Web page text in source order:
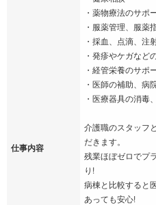
仕事内容
・薬物療法のサポ
・服薬管理、服薬
・採血、点滴、注
・発疹やケガなど
・経管栄養のサポ
・医師の補助、病
・医療器具の消毒
介護職のスタッフ
だきます。
残業ほぼゼロでプ
り!
病棟と比較すると
あっても安心!